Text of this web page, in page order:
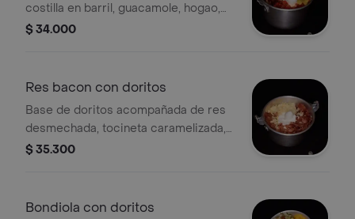
costilla en barril, guacamole, hogao,
sour cream y huevito.
$ 34.000
Res bacon con doritos
Base de doritos acompañada de res
desmechada, tocineta caramelizada,
sour cream, queso rayado y huevito.
$ 35.300
Bondiola con doritos